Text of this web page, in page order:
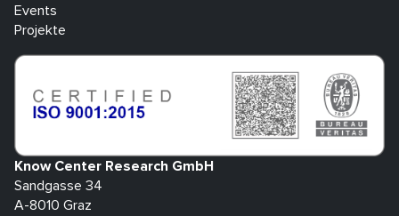
Events
Projekte
Know Center Research GmbH
Sandgasse 34
A-8010 Graz